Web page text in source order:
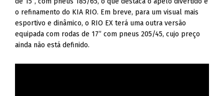
o refinamento do KIA RIO. Em breve, para um visual mais
esportivo e dinâmico, o RIO EX terá uma outra versão
equipada com rodas de 17” com pneus 205/45, cujo preço
ainda não está definido.